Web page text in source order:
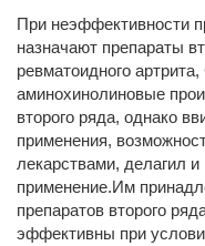
При неэффективности
назначают препараты
ревматоидного
аминохинолиновые
второго ряда, однако
применения,
лекарствами, делагил
применение.Им
препаратов второго
эффективны при